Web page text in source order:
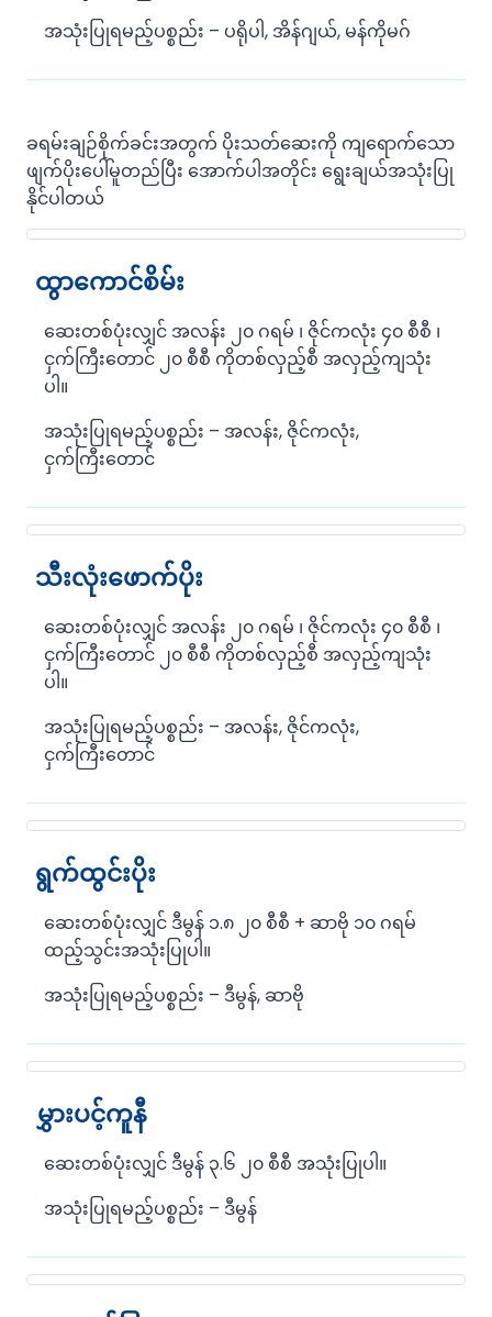
အသုံးပြုရမည့်ပစ္စည်း – ပရိုပါ, အိန်ဂျယ်, မန်ကိုမဂ်
ခရမ်းချဉ်စိုက်ခင်းအတွက် ပိုးသတ်ဆေးကို ကျရောက်သော
ဖျက်ပိုးပေါ်မူတည်ပြီး အောက်ပါအတိုင်း ရွေးချယ်အသုံးပြု
နိုင်ပါတယ်
ထွာကောင်စိမ်း
ဆေးတစ်ပုံးလျှင် အလန်း ၂၀ ဂရမ် ၊ ဇိုင်ကလုံး ၄၀ စီစီ ၊
ငှက်ကြီးတောင် ၂၀ စီစီ ကိုတစ်လှည့်စီ အလှည့်ကျသုံး
ပါ။
အသုံးပြုရမည့်ပစ္စည်း – အလန်း, ဇိုင်ကလုံး,
ငှက်ကြီးတောင်
သီးလုံးဖောက်ပိုး
ဆေးတစ်ပုံးလျှင် အလန်း ၂၀ ဂရမ် ၊ ဇိုင်ကလုံး ၄၀ စီစီ ၊
ငှက်ကြီးတောင် ၂၀ စီစီ ကိုတစ်လှည့်စီ အလှည့်ကျသုံး
ပါ။
အသုံးပြုရမည့်ပစ္စည်း – အလန်း, ဇိုင်ကလုံး,
ငှက်ကြီးတောင်
ရွက်ထွင်းပိုး
ဆေးတစ်ပုံးလျှင် ဒီမွန် ၁.၈ ၂၀ စီစီ + ဆာဗို ၁၀ ဂရမ်
ထည့်သွင်းအသုံးပြုပါ။
အသုံးပြုရမည့်ပစ္စည်း – ဒီမွန်, ဆာဗို
မွှားပင့်ကူနီ
ဆေးတစ်ပုံးလျှင် ဒီမွန် ၃.၆ ၂၀ စီစီ အသုံးပြုပါ။
အသုံးပြုရမည့်ပစ္စည်း – ဒီမွန်